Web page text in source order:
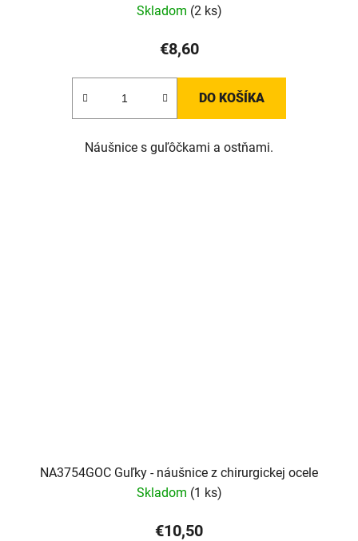
Skladom (2 ks)
€8,60
DO KOŠÍKA
Náušnice s guľôčkami a ostňami.
NA3754GOC Guľky - náušnice z chirurgickej ocele
Skladom (1 ks)
€10,50